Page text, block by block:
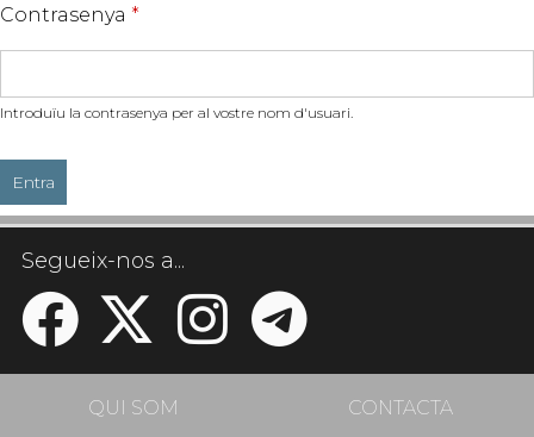
Contrasenya *
Introduïu la contrasenya per al vostre nom d'usuari.
Segueix-nos a...
QUI SOM CONTACTA